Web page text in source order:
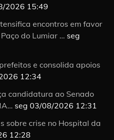
2026 15:49
encontros em favor
do Lumiar … seg
e consolida apoios
12:34
candidatura ao Senado
seg 03/08/2026 12:31
sobre crise no Hospital da
12:28